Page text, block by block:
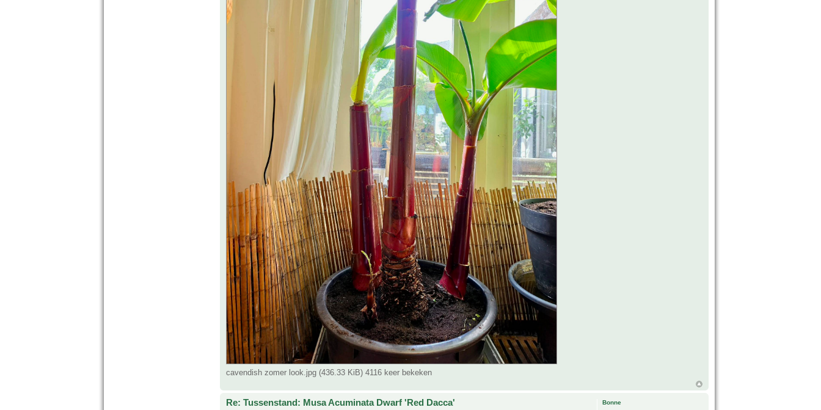
cavendish zomer look.jpg (436.33 KiB) 4116 keer bekeken
Re: Tussenstand: Musa Acuminata Dwarf 'Red Dacca' Bonne